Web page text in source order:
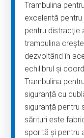
Trambulina
excelentă
pentru distracție
trambulina
dezvoltând în
echilibrul și
Trambulina
siguranță cu
siguranță pentru
sărituri este
sporită și pentru